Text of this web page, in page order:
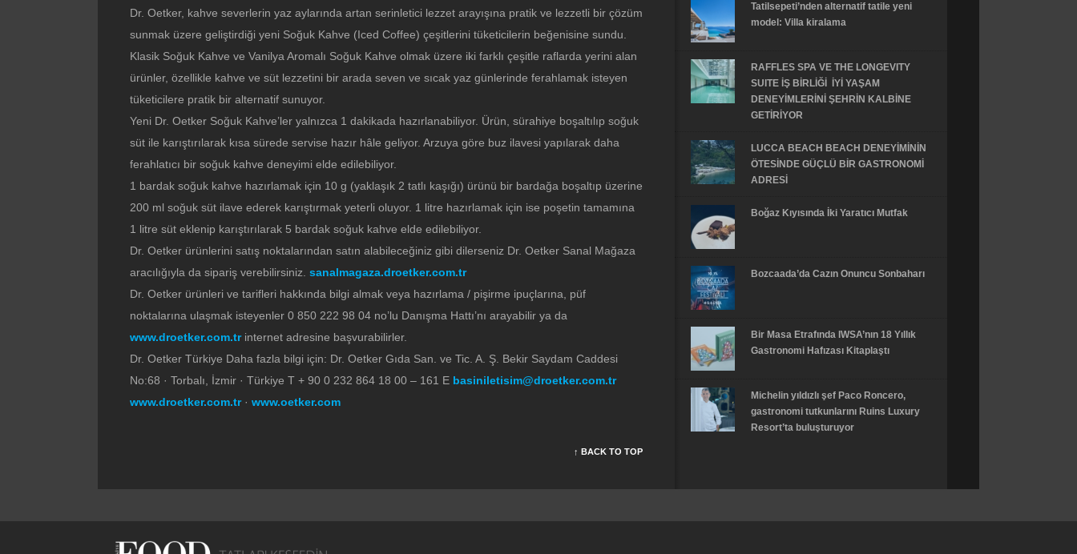
Dr. Oetker, kahve severlerin yaz aylarında artan serinletici lezzet arayışına pratik ve lezzetli bir çözüm
sunmak üzere geliştirdiği yeni Soğuk Kahve (Iced Coffee) çeşitlerini tüketicilerin beğenisine sundu.
Klasik Soğuk Kahve ve Vanilya Aromalı Soğuk Kahve olmak üzere iki farklı çeşitle raflarda yerini alan
ürünler, özellikle kahve ve süt lezzetini bir arada seven ve sıcak yaz günlerinde ferahlamak isteyen
tüketicilere pratik bir alternatif sunuyor.
Yeni Dr. Oetker Soğuk Kahve’ler yalnızca 1 dakikada hazırlanabiliyor. Ürün, sürahiye boşaltılıp soğuk
süt ile karıştırılarak kısa sürede servise hazır hâle geliyor. Arzuya göre buz ilavesi yapılarak daha
ferahlatıcı bir soğuk kahve deneyimi elde edilebiliyor.
1 bardak soğuk kahve hazırlamak için 10 g (yaklaşık 2 tatlı kaşığı) ürünü bir bardağa boşaltıp üzerine
200 ml soğuk süt ilave ederek karıştırmak yeterli oluyor. 1 litre hazırlamak için ise poşetin tamamına
1 litre süt eklenip karıştırılarak 5 bardak soğuk kahve elde edilebiliyor.
Dr. Oetker ürünlerini satış noktalarından satın alabileceğiniz gibi dilerseniz Dr. Oetker Sanal Mağaza
aracılığıyla da sipariş verebilirsiniz. sanalmagaza.droetker.com.tr
Dr. Oetker ürünleri ve tarifleri hakkında bilgi almak veya hazırlama / pişirme ipuçlarına, püf
noktalarına ulaşmak isteyenler 0 850 222 98 04 no’lu Danışma Hattı’nı arayabilir ya da
www.droetker.com.trinternet adresine başvurabilirler.
Dr. Oetker Türkiye Daha fazla bilgi için: Dr. Oetker Gıda San. ve Tic. A. Ş. Bekir Saydam Caddesi
No:68 · Torbalı, İzmir · Türkiye T + 90 0 232 864 18 00 – 161 E basiniletisim@droetker.com.tr
www.droetker.com.tr· www.oetker.com
↑ BACK TO TOP
Tatilsepeti’nden alternatif tatile yeni
model: Villa kiralama
RAFFLES SPA VE THE LONGEVITY
SUITE İŞ BİRLİĞİ İYİ YAŞAM
DENEYİMLERİNİ ŞEHRİN KALBİNE
GETİRİYOR
LUCCA BEACH BEACH DENEYİMİNİN
ÖTESİNDE GÜÇLÜ BİR GASTRONOMİ
ADRESİ
Boğaz Kıyısında İki Yaratıcı Mutfak
Bozcaada’da Cazın Onuncu Sonbaharı
Bir Masa Etrafında IWSA’nın 18 Yıllık
Gastronomi Hafızası Kitaplaştı
Michelin yıldızlı şef Paco Roncero,
gastronomi tutkunlarını Ruins Luxury
Resort’ta buluşturuyor